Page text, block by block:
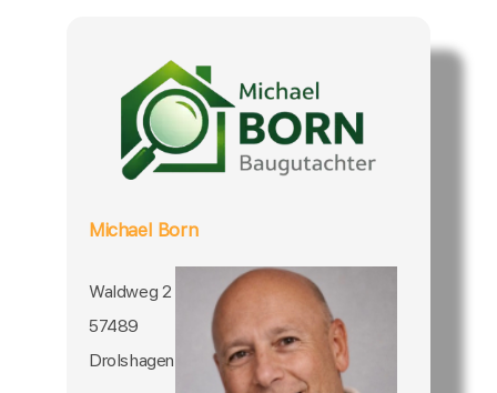
Michael Born
Waldweg 2
57489
Drolshagen